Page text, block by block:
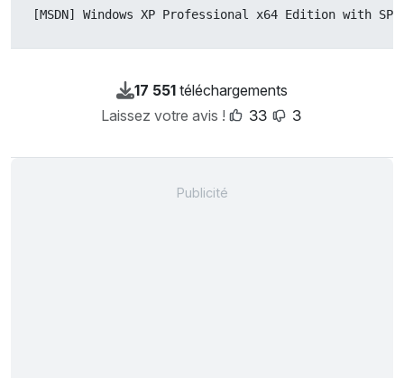
[MSDN] Windows XP Professional x64 Edition with
17 551 téléchargements
Laissez votre avis !
33 3